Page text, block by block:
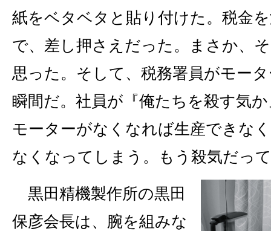
紙をベタベタと貼り付けた。税金
で、差し押さえだった。まさか、
思った。そして、税務署員がモー
瞬間だ。社員が『俺たちを殺す気
モーターがなくなれば生産できな
なくなってしまう。もう殺気だっ
黒田精機製作所の黒田
保彦会長は、腕を組みな